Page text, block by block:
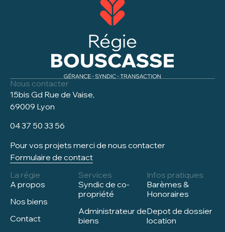
Nous contacter
15bis Gd Rue de Vaise,
69009 Lyon
04 37 50 33 56
Pour vos projets merci de nous contacter
Formulaire de contact
La régie
A propos
Nos biens
Contact
Services
Syndic de co-
propriété
Administrateur de
biens
Infos pratiques
Barèmes &
Honoraires
Depot de dossier
location